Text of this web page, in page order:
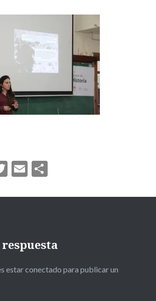
Twitter
EmailCompartir
estarconectado para publicar un